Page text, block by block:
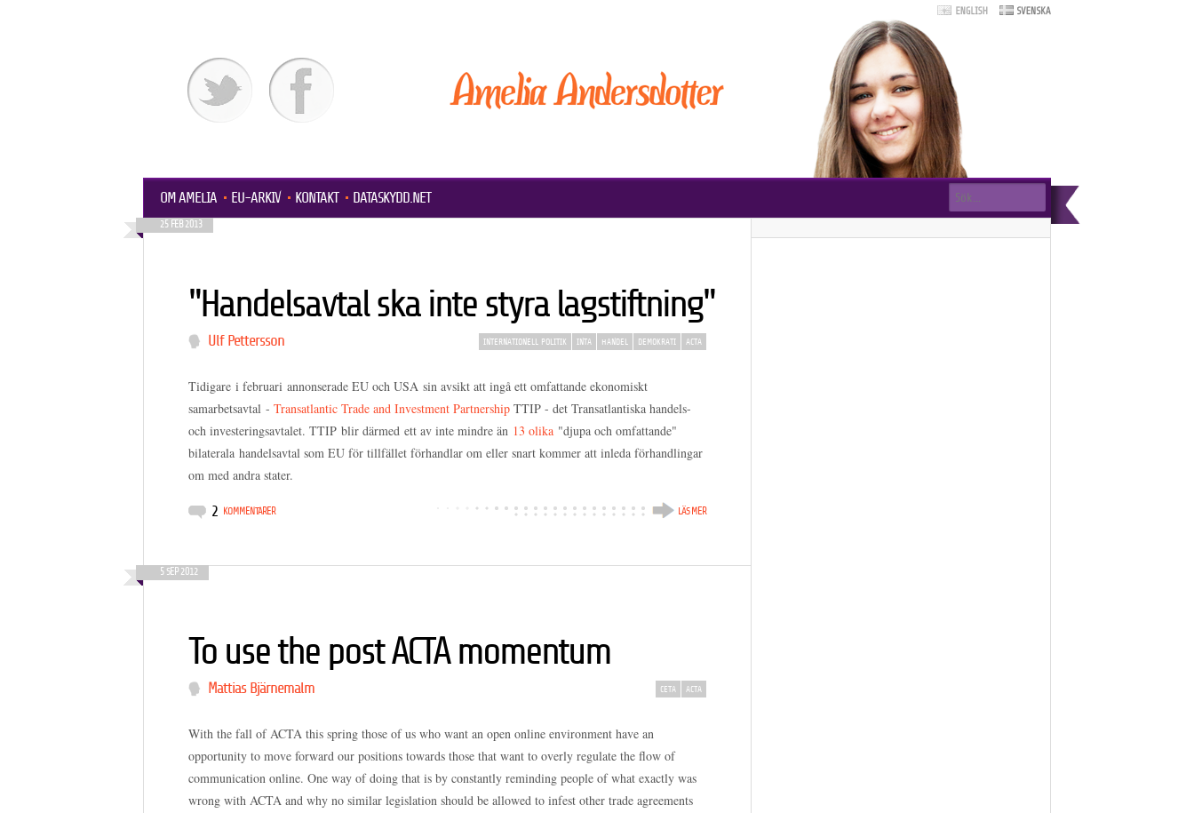
OM AMELIA EU-ARKIV KONTAKT DATASKYDD.NET Sökformulär
25 FEB 2013
"Handelsavtal ska inte styra lagstiftning"
Ulf Pettersson ACTA
DEMOKRATI
HANDEL
INTA
INTERNATIONELL POLITIK
Tidigare i februari annonserade EU och USA sin avsikt att ingå ett omfattande ekonomiskt
samarbetsavtal - Transatlantic Trade and Investment Partnership TTIP - det Transatlantiska handels-
och investeringsavtalet. TTIP blir därmed ett av inte mindre än 13 olika "djupa och omfattande"
bilaterala handelsavtal som EU för tillfället förhandlar om eller snart kommer att inleda förhandlingar
om med andra stater.
2 KOMMENTARER LÄS MER
5 SEP 2012
To use the post ACTA momentum
Mattias Bjärnemalm ACTA
CETA
With the fall of ACTA this spring those of us who want an open online environment have an
opportunity to move forward our positions towards those that want to overly regulate the flow of
communication online. One way of doing that is by constantly reminding people of what exactly was
wrong with ACTA and why no similar legislation should be allowed to infest other trade agreements